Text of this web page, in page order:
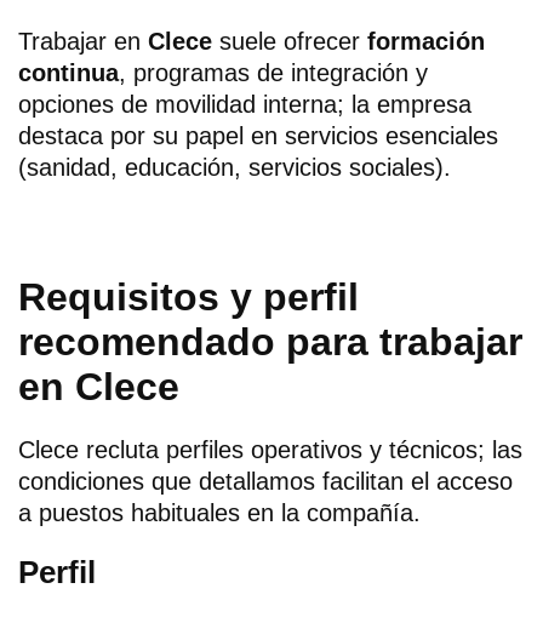
Trabajar en Clece suele ofrecer formación
continua, programas de integración y
opciones de movilidad interna; la empresa
destaca por su papel en servicios esenciales
(sanidad, educación, servicios sociales).
Requisitos y perfil
recomendado para trabajar
en Clece
Clece recluta perfiles operativos y técnicos; las
condiciones que detallamos facilitan el acceso
a puestos habituales en la compañía.
Perfil